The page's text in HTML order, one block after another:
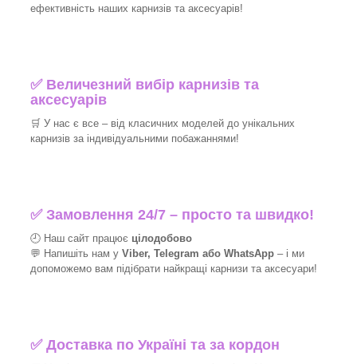
ефективність наших карнизів та аксесуарів!​
✅ Величезний вибір карнизів та
аксесуарів
🛒 У нас є все – від класичних моделей до унікальних
карнизів за індивідуальними побажаннями!​
✅Замовлення 24/7 – просто та швидко!
🕘 Наш сайт працює цілодобово
💬 Напишіть нам у Viber, Telegram або WhatsApp – і ми
допоможемо вам підібрати найкращі карнизи та аксесуари!
✅Доставка по Україні та за кордон